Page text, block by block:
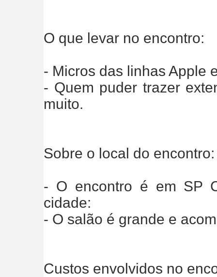
O que levar no encontro:
- Micros das linhas Apple
- Quem puder trazer
muito.
Sobre o local do encontro:
- O encontro é em SP
cidade:
- O salão é grande e
Custos envolvidos no